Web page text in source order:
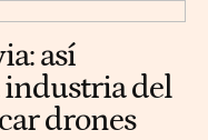
así
industria del
drones